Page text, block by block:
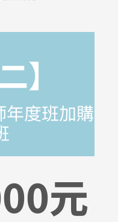
】
年度班加購
元